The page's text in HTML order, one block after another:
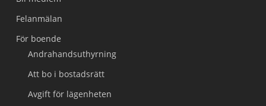
Felanmälan
För boende
Andrahandsuthyrning
Att bo i bostadsrätt
Avgift för lägenheten